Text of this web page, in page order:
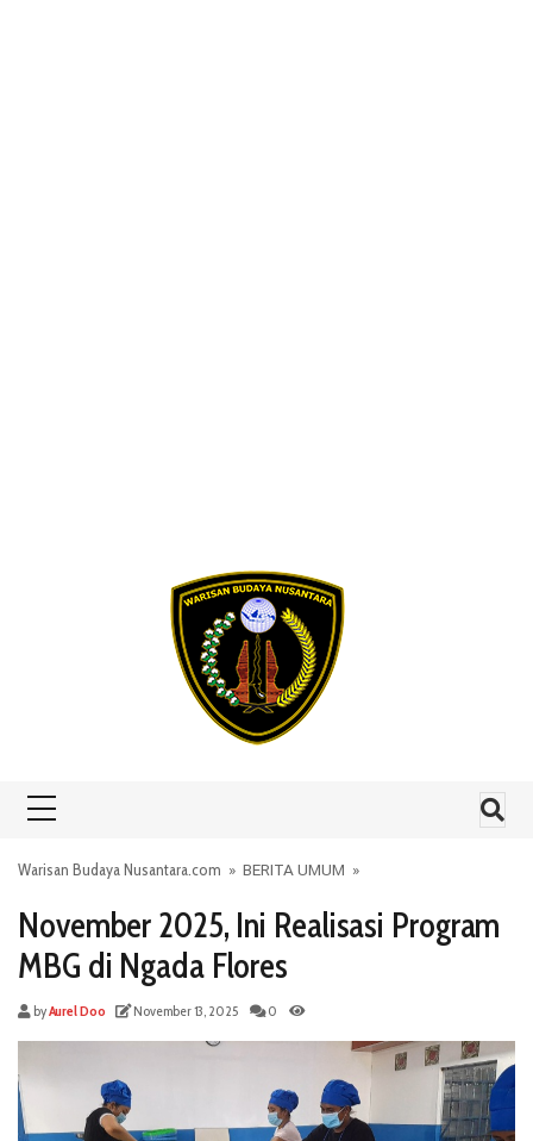
Warisan Budaya Nusantara.com » BERITA UMUM »
November 2025, Ini Realisasi Program
MBG di Ngada Flores
byAurel Doo November 13, 2025 0